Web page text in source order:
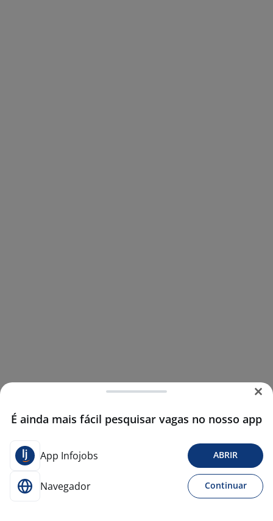
É ainda mais fácil pesquisar vagas no nosso app
App Infojobs ABRIR
Navegador Continuar